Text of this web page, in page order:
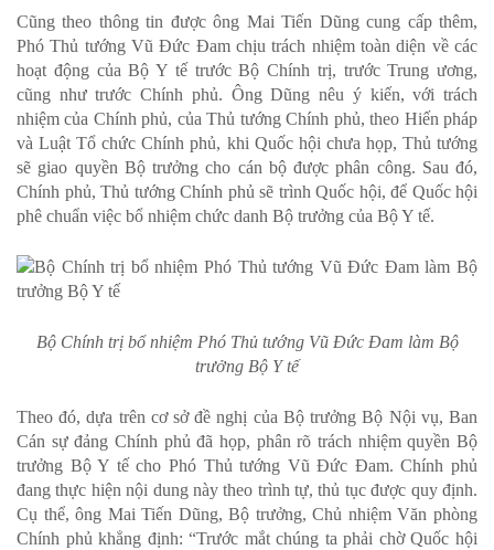
Cũng theo thông tin được ông Mai Tiến Dũng cung cấp thêm,
Phó Thủ tướng Vũ Đức Đam chịu trách nhiệm toàn diện về các
hoạt động của Bộ Y tế trước Bộ Chính trị, trước Trung ương,
cũng như trước Chính phủ. Ông Dũng nêu ý kiến, với trách
nhiệm của Chính phủ, của Thủ tướng Chính phủ, theo Hiến pháp
và Luật Tổ chức Chính phủ, khi Quốc hội chưa họp, Thủ tướng
sẽ giao quyền Bộ trưởng cho cán bộ được phân công. Sau đó,
Chính phủ, Thủ tướng Chính phủ sẽ trình Quốc hội, để Quốc hội
phê chuẩn việc bổ nhiệm chức danh Bộ trưởng của Bộ Y tế.
Bộ Chính trị bổ nhiệm Phó Thủ tướng Vũ Đức Đam làm Bộ
trưởng Bộ Y tế
Theo đó, dựa trên cơ sở đề nghị của Bộ trưởng Bộ Nội vụ, Ban
Cán sự đảng Chính phủ đã họp, phân rõ trách nhiệm quyền Bộ
trưởng Bộ Y tế cho Phó Thủ tướng Vũ Đức Đam. Chính phủ
đang thực hiện nội dung này theo trình tự, thủ tục được quy định.
Cụ thể, ông Mai Tiến Dũng, Bộ trưởng, Chủ nhiệm Văn phòng
Chính phủ khẳng định: “Trước mắt chúng ta phải chờ Quốc hội